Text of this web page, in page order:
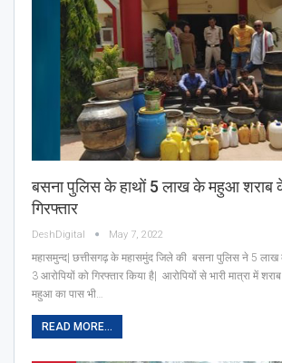
बसना पुलिस के हाथों 5 लाख के महुआ शराब
गिरफ्तार
DeshDigital May 7, 2022
महासमुन्द| छत्तीसगढ़ के महासमुंद जिले की बसना पुलिस ने 5
3 आरोपियों को गिरफ्तार किया है| आरोपियों से भारी मात्रा में
महुआ का पास भी…
READ MORE...